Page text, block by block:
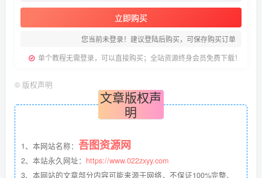
立即购买
您当前未登录！建议登陆后购买，可保存购买订单
单个教程无需登录，可以直接购买；全站资源终身会员免费下载！
© 版权声明
文章版权声
明
1、本网站名称： 吾图资源网
2、本站永久网址： https://www.022zxyy.com
3、本网站的文章部分内容可能来源于网络，不保证100%完整、